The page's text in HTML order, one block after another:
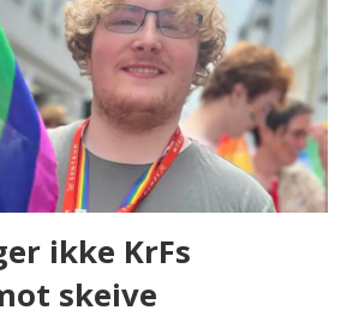
ikke KrFs
skeive